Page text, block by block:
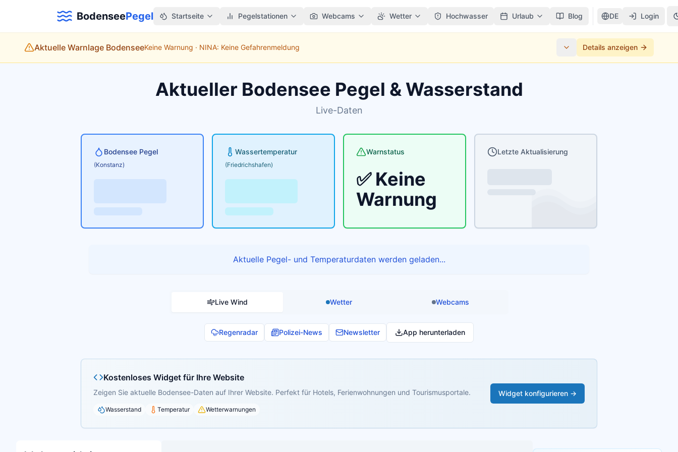
BodenseePegel Startseite Pegelstationen Webcams Wetter Hochwasser Urlaub Blog DE Login
Aktuelle Warnlage BodenseeKeine Warnung · NINA: Keine Gefahrenmeldung Details anzeigen
Aktueller Bodensee Pegel & Wasserstand
Live-Daten
Bodensee Pegel
(Konstanz)
Wassertemperatur
(Friedrichshafen)
Warnstatus
✅ Keine
Warnung
Letzte Aktualisierung
Aktuelle Pegel- und Temperaturdaten werden geladen...
Live Wind Wetter Webcams
Regenradar Polizei-News Newsletter App herunterladen
Kostenloses Widget für Ihre Website
Zeigen Sie aktuelle Bodensee-Daten auf Ihrer Website. Perfekt für Hotels, Ferienwohnungen und Tourismusportale.
Wasserstand Temperatur Wetterwarnungen
Widget konfigurieren →